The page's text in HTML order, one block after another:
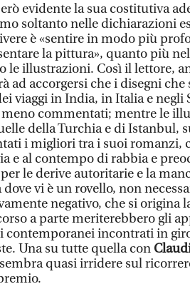
evidente la sua costitutiva
soltanto nelle dichiarazioni
è «sentire in modo più
la pittura», quanto più
le illustrazioni. Così il lettore,
ad accorgersi che i disegni
viaggi in India, in Italia e negli
commentati; mentre le
della Turchia e di Istanbul,
i migliori tra i suoi romanzi,
e al contempo di rabbia e
le derive autoritarie e la
dove vi è un rovello, non
negativo, che si origina
a parte meriterebbero gli
contemporanei incontrati in
Una su tutte quella con
quasi irridere sul